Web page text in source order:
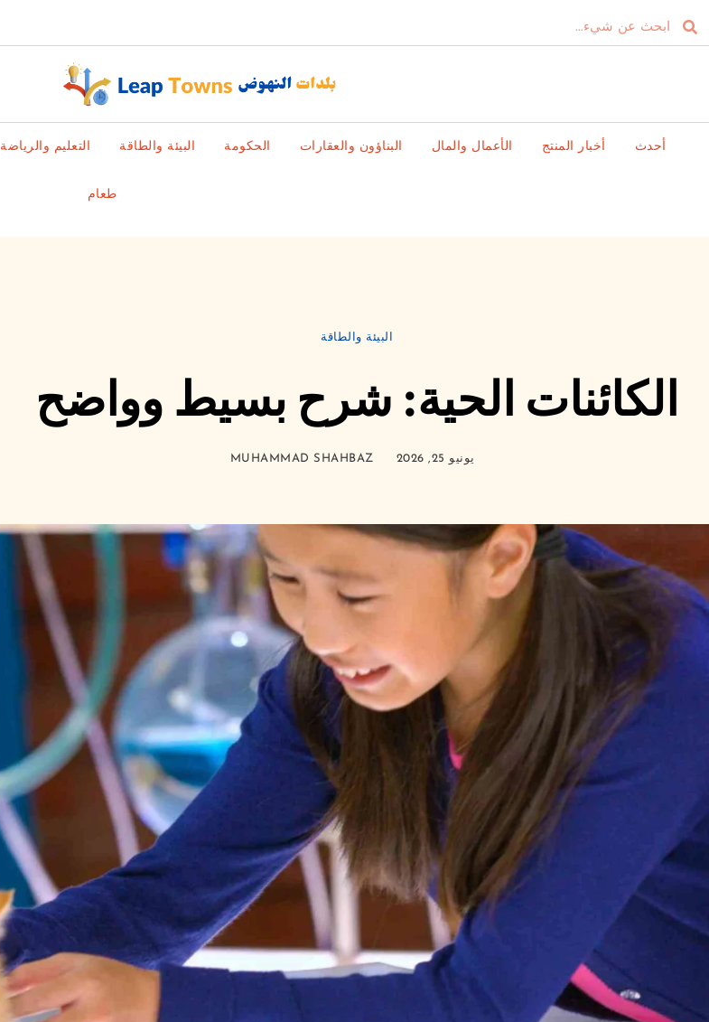
أحدث أخبار المنتج الأعمال والمال البناؤون والعقارات الحكومة البيئة والطاقة التعليم والرياضة
طعام
البيئة والطاقة
الكائنات الحية: شرح بسيط وواضح
يونيو 25, 2026 MUHAMMAD SHAHBAZ